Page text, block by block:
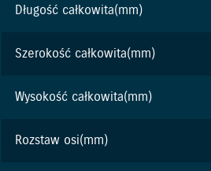
Długość całkowita(mm)
Szerokość całkowita(mm)
Wysokość całkowita(mm)
Rozstaw osi(mm)